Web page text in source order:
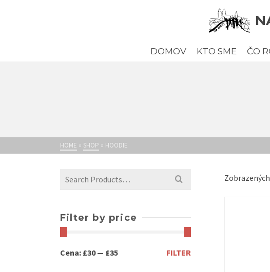
DOMOV KTO SME ČO
HOME » SHOP » HOODIE
Search
for:
Filter by price
FILTER
Cena: £30— £35